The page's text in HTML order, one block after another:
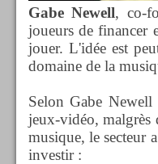
Gabe Newell, co-
joueurs de financer
jouer. L'idée est
domaine de la
Selon Gabe
jeux-vidéo, malgrès
musique, le secteur
investir :